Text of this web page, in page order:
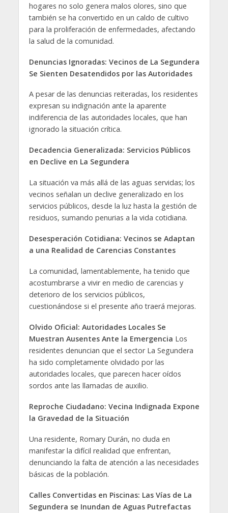
hogares no solo genera malos olores, sino que
también se ha convertido en un caldo de cultivo
para la proliferación de enfermedades, afectando
la salud de la comunidad.
Denuncias Ignoradas: Vecinos de La Segundera
Se Sienten Desatendidos por las Autoridades
A pesar de las denuncias reiteradas, los residentes
expresan su indignación ante la aparente
indiferencia de las autoridades locales, que han
ignorado la situación crítica.
Decadencia Generalizada: Servicios Públicos
en Declive en La Segundera
La situación va más allá de las aguas servidas; los
vecinos señalan un declive generalizado en los
servicios públicos, desde la luz hasta la gestión de
residuos, sumando penurias a la vida cotidiana.
Desesperación Cotidiana: Vecinos se Adaptan
a una Realidad de Carencias Constantes
La comunidad, lamentablemente, ha tenido que
acostumbrarse a vivir en medio de carencias y
deterioro de los servicios públicos,
cuestionándose si el presente año traerá mejoras.
Olvido Oficial: Autoridades Locales Se
Muestran Ausentes Ante la Emergencia Los
residentes denuncian que el sector La Segundera
ha sido completamente olvidado por las
autoridades locales, que parecen hacer oídos
sordos ante las llamadas de auxilio.
Reproche Ciudadano: Vecina Indignada Expone
la Gravedad de la Situación
Una residente, Romary Durán, no duda en
manifestar la difícil realidad que enfrentan,
denunciando la falta de atención a las necesidades
básicas de la población.
Calles Convertidas en Piscinas: Las Vías de La
Segundera se Inundan de Aguas Putrefactas